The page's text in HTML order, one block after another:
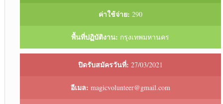
ค่าใช้จ่าย: 290
พื้นที่ปฏิบัติงาน: กรุงเทพมหานคร
ปิดรับสมัครวันที่: 27/03/2021
อีเมล: magicvolunteer@gmail.com